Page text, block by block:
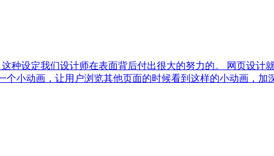
种设定我们设计师在表面背后付出很大的努力的。 网页设
个小动画，让用户浏览其他页面的时候看到这样的小动画，